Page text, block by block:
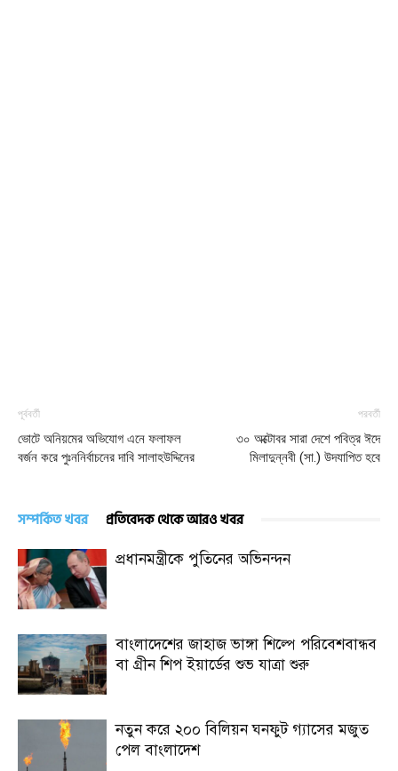
পূর্ববর্তী
ভোটে অনিয়মের অভিযোগ এনে ফলাফল
বর্জন করে পুঃননির্বাচনের দাবি সালাহউদ্দিনের
পরবর্তী
৩০ অক্টোবর সারা দেশে পবিত্র ঈদে
মিলাদুন্নবী (সা.) উদযাপিত হবে
সম্পর্কিত খবর প্রতিবেদক থেকে আরও খবর
প্রধানমন্ত্রীকে পুতিনের অভিনন্দন
বাংলাদেশের জাহাজ ভাঙ্গা শিল্পে পরিবেশবান্ধব
বা গ্রীন শিপ ইয়ার্ডের শুভ যাত্রা শুরু
নতুন করে ২০০ বিলিয়ন ঘনফুট গ্যাসের মজুত
পেল বাংলাদেশ